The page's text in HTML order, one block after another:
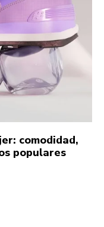
comodidad,
populares